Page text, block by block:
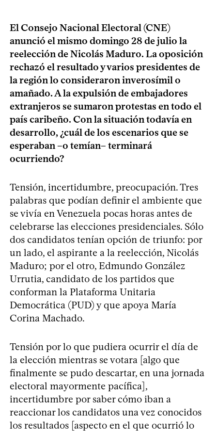
El Consejo Nacional Electoral (CNE)
anunció el mismo domingo 28 de julio la
reelección de Nicolás Maduro. La oposición
rechazó el resultado y varios presidentes de
la región lo consideraron inverosímil o
amañado. A la expulsión de embajadores
extranjeros se sumaron protestas en todo el
país caribeño. Con la situación todavía en
desarrollo, ¿cuál de los escenarios que se
esperaban –o temían– terminará
ocurriendo?
Tensión, incertidumbre, preocupación. Tres
palabras que podían definir el ambiente que
se vivía en Venezuela pocas horas antes de
celebrarse las elecciones presidenciales. Sólo
dos candidatos tenían opción de triunfo: por
un lado, el aspirante a la reelección, Nicolás
Maduro; por el otro, Edmundo González
Urrutia, candidato de los partidos que
conforman la Plataforma Unitaria
Democrática (PUD) y que apoya María
Corina Machado.
Tensión por lo que pudiera ocurrir el día de
la elección mientras se votara [algo que
finalmente se pudo descartar, en una jornada
electoral mayormente pacífica],
incertidumbre por saber cómo iban a
reaccionar los candidatos una vez conocidos
los resultados [aspecto en el que ocurrió lo